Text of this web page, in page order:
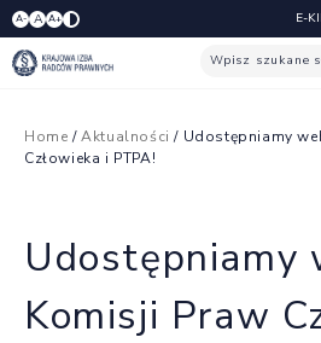
A- A A+ E-
Wpisz szukane
Home /Aktualności / Udostępniamy
Człowieka i PTPA!
Udostępniamy
Komisji Praw